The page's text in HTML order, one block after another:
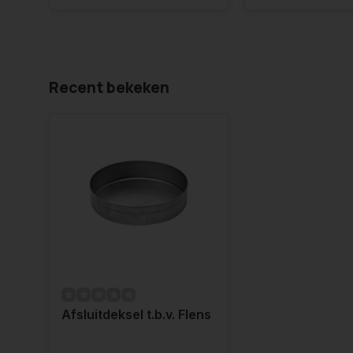
Recent bekeken
Afsluitdeksel t.b.v. Flens